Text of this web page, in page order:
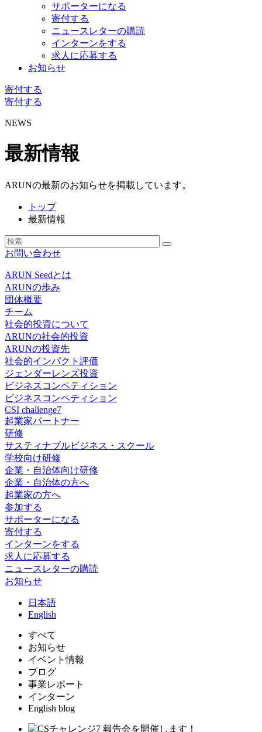
サポーターになる
寄付する
ニュースレターの購読
インターンをする
求人に応募する
お知らせ
寄付する
寄付する
NEWS
最新情報
ARUNの最新のお知らせを掲載しています。
トップ
最新情報
お問い合わせ
ARUN Seedとは
ARUNの歩み
団体概要
チーム
社会的投資について
ARUNの社会的投資
ARUNの投資先
社会的インパクト評価
ジェンダーレンズ投資
ビジネスコンペティション
ビジネスコンペティション
CSI challenge7
起業家パートナー
研修
サスティナブルビジネス・スクール
学校向け研修
企業・自治体向け研修
企業・自治体の方へ
起業家の方へ
参加する
サポーターになる
寄付する
インターンをする
求人に応募する
ニュースレターの購読
お知らせ
日 本語
English
すべて
お知らせ
イベント情報
ブログ
事業レポート
インターン
English blog